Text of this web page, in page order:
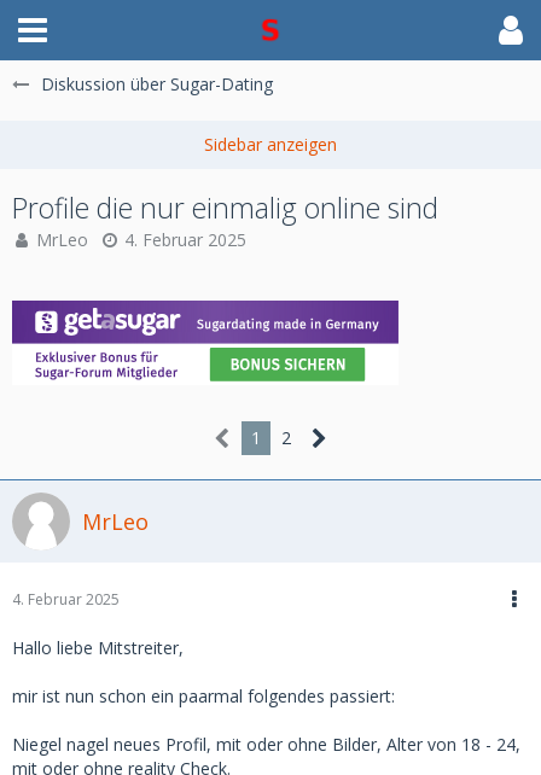
Diskussion über Sugar-Dating
Profile die nur einmalig online sind
MrLeo 4. Februar 2025
1 2
MrLeo
4. Februar 2025
Hallo liebe Mitstreiter,
mir ist nun schon ein paarmal folgendes passiert:
Niegel nagel neues Profil, mit oder ohne Bilder, Alter von 18 - 24,
mit oder ohne reality Check.